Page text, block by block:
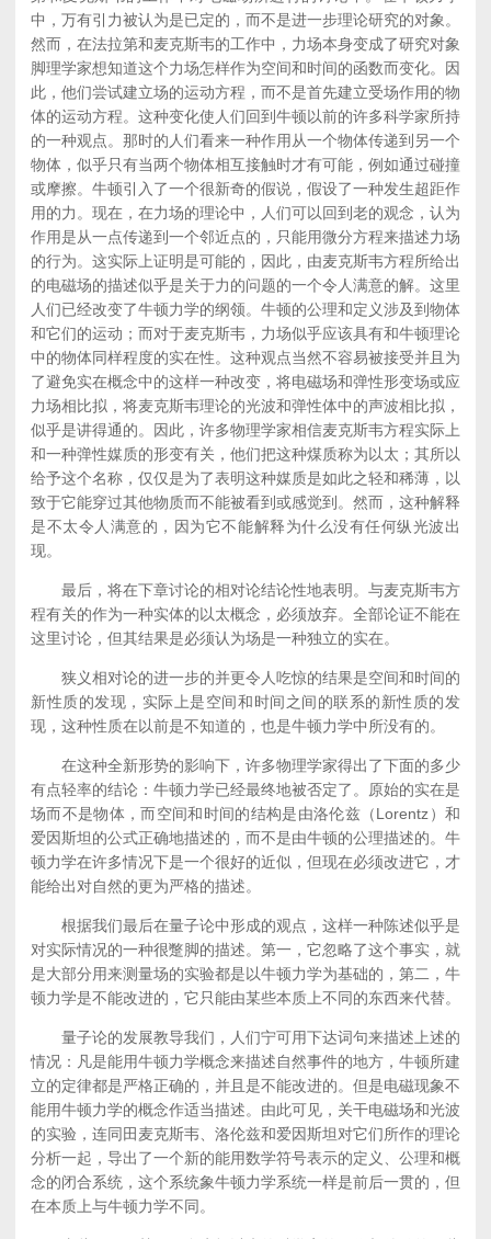
中，万有引力被认为是已定的，而不是进一步理论研究的对象。
然而，在法拉第和麦克斯韦的工作中，力场本身变成了研究对象
脚理学家想知道这个力场怎样作为空间和时间的函数而变化。因
此，他们尝试建立场的运动方程，而不是首先建立受场作用的物
体的运动方程。这种变化使人们回到牛顿以前的许多科学家所持
的一种观点。那时的人们看来一种作用从一个物体传递到另一个
物体，似乎只有当两个物体相互接触时才有可能，例如通过碰撞
或摩擦。牛顿引入了一个很新奇的假说，假设了一种发生超距作
用的力。现在，在力场的理论中，人们可以回到老的观念，认为
作用是从一点传递到一个邻近点的，只能用微分方程来描述力场
的行为。这实际上证明是可能的，因此，由麦克斯韦方程所给出
的电磁场的描述似乎是关于力的问题的一个令人满意的解。这里
人们已经改变了牛顿力学的纲领。牛顿的公理和定义涉及到物体
和它们的运动；而对于麦克斯韦，力场似乎应该具有和牛顿理论
中的物体同样程度的实在性。这种观点当然不容易被接受并且为
了避免实在概念中的这样一种改变，将电磁场和弹性形变场或应
力场相比拟，将麦克斯韦理论的光波和弹性体中的声波相比拟，
似乎是讲得通的。因此，许多物理学家相信麦克斯韦方程实际上
和一种弹性媒质的形变有关，他们把这种煤质称为以太；其所以
给予这个名称，仅仅是为了表明这种媒质是如此之轻和稀薄，以
致于它能穿过其他物质而不能被看到或感觉到。然而，这种解释
是不太令人满意的，因为它不能解释为什么没有任何纵光波出
现。
最后，将在下章讨论的相对论结论性地表明。与麦克斯韦方
程有关的作为一种实体的以太概念，必须放弃。全部论证不能在
这里讨论，但其结果是必须认为场是一种独立的实在。
狭义相对论的进一步的并更令人吃惊的结果是空间和时间的
新性质的发现，实际上是空间和时间之间的联系的新性质的发
现，这种性质在以前是不知道的，也是牛顿力学中所没有的。
在这种全新形势的影响下，许多物理学家得出了下面的多少
有点轻率的结论：牛顿力学已经最终地被否定了。原始的实在是
场而不是物体，而空间和时间的结构是由洛伦兹（Lorentz）和
爱因斯坦的公式正确地描述的，而不是由牛顿的公理描述的。牛
顿力学在许多情况下是一个很好的近似，但现在必须改进它，才
能给出对自然的更为严格的描述。
根据我们最后在量子论中形成的观点，这样一种陈述似乎是
对实际情况的一种很蹩脚的描述。第一，它忽略了这个事实，就
是大部分用来测量场的实验都是以牛顿力学为基础的，第二，牛
顿力学是不能改进的，它只能由某些本质上不同的东西来代替。
量子论的发展教导我们，人们宁可用下达词句来描述上述的
情况：凡是能用牛顿力学概念来描述自然事件的地方，牛顿所建
立的定律都是严格正确的，并且是不能改进的。但是电磁现象不
能用牛顿力学的概念作适当描述。由此可见，关干电磁场和光波
的实验，连同田麦克斯韦、洛伦兹和爱因斯坦对它们所作的理论
分析一起，导出了一个新的能用数学符号表示的定义、公理和概
念的闭合系统，这个系统象牛顿力学系统一样是前后一贯的，但
在本质上与牛顿力学不同。